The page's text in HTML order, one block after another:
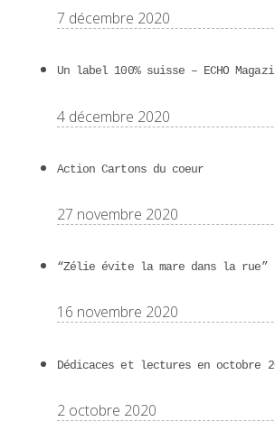
7 décembre 2020
Un label 100% suisse – ECHO
4 décembre 2020
Action Cartons du coeur
27 novembre 2020
“Zélie évite la mare dans la rue”
16 novembre 2020
Dédicaces et lectures en octobre
2 octobre 2020